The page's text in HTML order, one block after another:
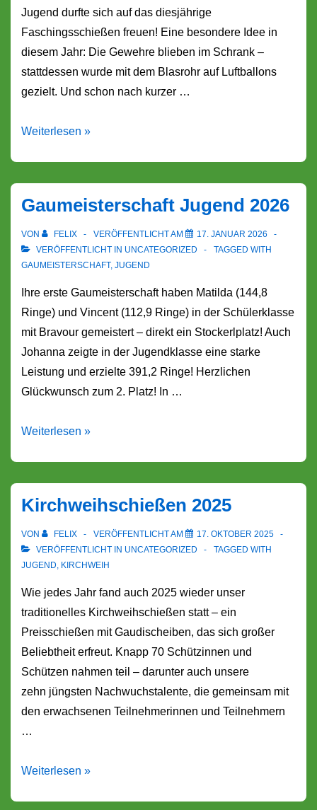
Jugend durfte sich auf das diesjährige
Faschingsschießen freuen! Eine besondere Idee in
diesem Jahr: Die Gewehre blieben im Schrank –
stattdessen wurde mit dem Blasrohr auf Luftballons
gezielt. Und schon nach kurzer …
Faschingsschießen
Weiterlesen »
Gaumeisterschaft Jugend 2026
VON FELIX VERÖFFENTLICHT AM
17. JANUAR 2026
VERÖFFENTLICHT IN UNCATEGORIZED
TAGGED WITH
GAUMEISTERSCHAFT, JUGEND
Ihre erste Gaumeisterschaft haben Matilda (144,8
Ringe) und Vincent (112,9 Ringe) in der Schülerklasse
mit Bravour gemeistert – direkt ein Stockerlplatz! Auch
Johanna zeigte in der Jugendklasse eine starke
Leistung und erzielte 391,2 Ringe! Herzlichen
Glückwunsch zum 2. Platz! In …
Gaumeisterschaft
Weiterlesen »
Kirchweihschießen 2025
VON FELIX VERÖFFENTLICHT AM
17. OKTOBER 2025
VERÖFFENTLICHT IN UNCATEGORIZED
TAGGED WITH
JUGEND, KIRCHWEIH
Wie jedes Jahr fand auch 2025 wieder unser
traditionelles Kirchweihschießen statt – ein
Preisschießen mit Gaudischeiben, das sich großer
Beliebtheit erfreut. Knapp 70 Schützinnen und
Schützen nahmen teil – darunter auch unsere
zehn jüngsten Nachwuchstalente, die gemeinsam mit
den erwachsenen Teilnehmerinnen und Teilnehmern
…
Kirchweihschießen
Weiterlesen »